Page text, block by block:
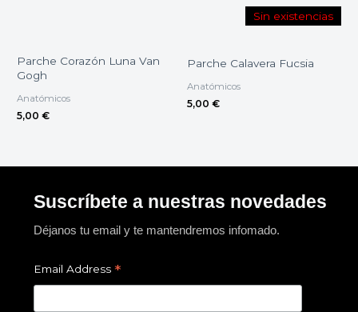
Parche Corazón Luna Van
Gogh
Anatómicos
5,00 €
Sin existencias
Parche Calavera Fucsia
Anatómicos
5,00 €
Suscríbete a nuestras novedades
Déjanos tu email y te mantendremos infomado.
Email Address *